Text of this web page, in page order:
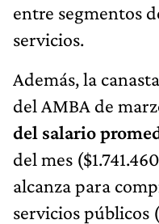
entre segmentos
servicios.
Además, la
del AMBA de
del salario
del mes
alcanza para
servicios públicos